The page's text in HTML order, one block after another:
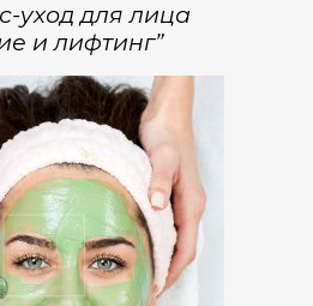
уход для лица
и лифтинг”